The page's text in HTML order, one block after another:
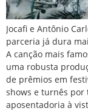
Jocafi e Antônio
parceria já dura
A canção mais
uma robusta
de prêmios em
shows e turnês
aposentadoria à